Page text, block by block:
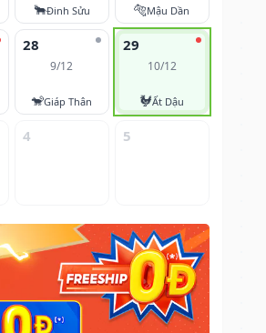
🐂Đinh Sửu 🐅Mậu Dần
28
9/12
🐒Giáp Thân
29
10/12
🐓Ất Dậu
4 5